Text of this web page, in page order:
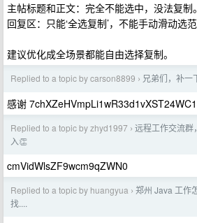
主帖标题和正文：完全不能选中，没法复制。
回复区：只能‘全选复制’，不能手动滑动选范
建议优化成全场景都能自由选择复制。
Replied to a topic by carson8899 › 兄弟们，补一
感谢
Replied to a topic by zhyd1997 › 远程工作交流群
入👏
cmVidWlsZF9wcm9qZWN0
Replied to a topic by huangyua › 郑州 Java 工作
找....